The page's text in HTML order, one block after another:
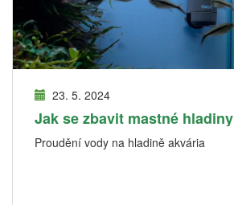
23. 5. 2024
Jak se zbavit mastné hladiny
Proudění vody na hladině akvária